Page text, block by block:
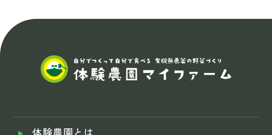
体験農園とは